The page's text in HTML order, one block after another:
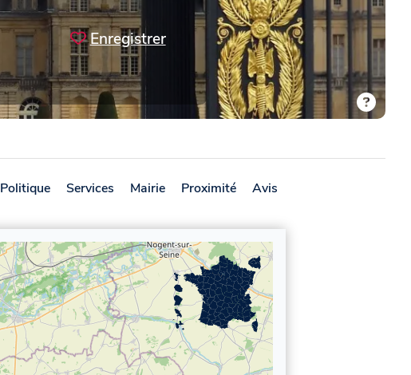
Enregistrer
Politique Services Mairie Proximité Avis